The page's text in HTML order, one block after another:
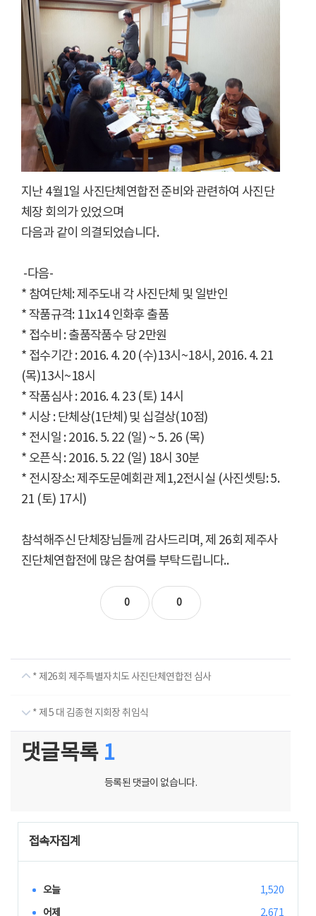
지난 4월1일 사진단체연합전 준비와 관련하여 사진단
체장 회의가 있었으며
다음과 같이 의결되었습니다.
-다음-
* 참여단체: 제주도내 각 사진단체 및 일반인
* 작품규격: 11x14 인화후 출품
* 접수비 : 출품작품수 당 2만원
* 접수기간 : 2016. 4. 20 (수)13시~18시, 2016. 4. 21
(목)13시~18시
* 작품심사 : 2016. 4. 23 (토) 14시
* 시상 : 단체상(1단체) 및 십걸상(10점)
* 전시일 : 2016. 5. 22 (일) ~ 5. 26 (목)
* 오픈식 : 2016. 5. 22 (일) 18시 30분
* 전시장소: 제주도문예회관 제1,2전시실 (사진셋팅: 5.
21 (토) 17시)
참석해주신 단체장님들께 감사드리며, 제 26회 제주사
진단체연합전에 많은 참여를 부탁드립니다..
0 0
* 제26회 제주특별자치도 사진단체연합전 심사
* 제 5 대 김종현 지회장 취임식
댓글목록 1
등록된 댓글이 없습니다.
접속자집계
오늘
1,520
어제
2,671